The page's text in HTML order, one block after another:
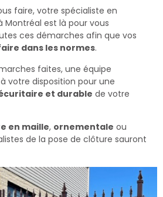
faire, votre spécialiste en
est là pour vous
ces démarches afin que vos
dans les normes.
faites, une équipe
votre disposition pour une
et durable de votre
en maille, ornementale ou
de la pose de clôture sauront